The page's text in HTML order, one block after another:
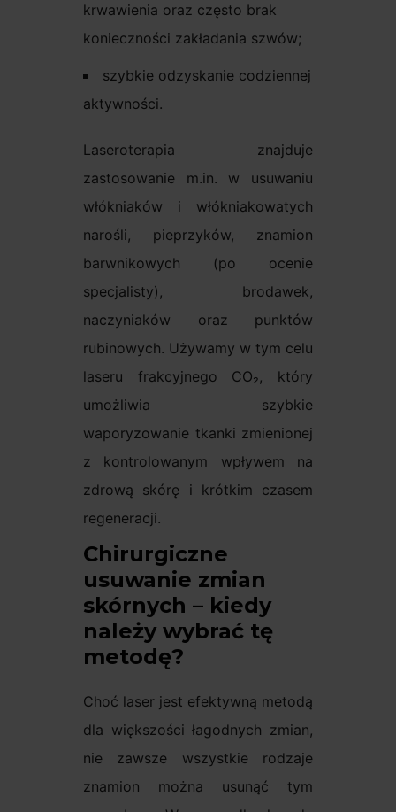
krwawienia oraz często brak
konieczności zakładania szwów;
szybkie odzyskanie codziennej
aktywności.
Laseroterapia znajduje
zastosowanie m.in. w usuwaniu
włókniaków i włókniakowatych
narośli, pieprzyków, znamion
barwnikowych (po ocenie
specjalisty), brodawek,
naczyniaków oraz punktów
rubinowych. Używamy w tym celu
laseru frakcyjnego CO₂, który
umożliwia szybkie
waporyzowanie tkanki zmienionej
z kontrolowanym wpływem na
zdrową skórę i krótkim czasem
regeneracji.
Chirurgiczne
usuwanie zmian
skórnych – kiedy
należy wybrać tę
metodę?
Choć laser jest efektywną metodą
dla większości łagodnych zmian,
nie zawsze wszystkie rodzaje
znamion można usunąć tym